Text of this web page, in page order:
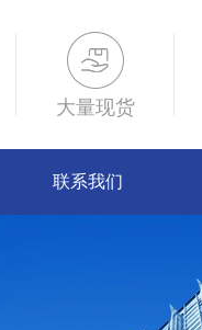
大量现货
联系我们